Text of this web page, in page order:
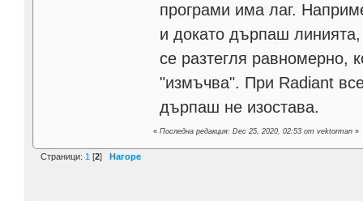
програми има лаг.
и докато дърпаш линията,
се разтегля равномерно,
"измъчва". При Radiant
дърпаш не изостава.
«Последна редакция: Dec 25, 2020, 02:53 от vektorman »
Страници: 1 [2] Нагоре